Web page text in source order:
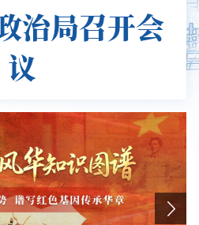
治局召开会
议